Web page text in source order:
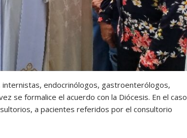
endocrinólogos, gastroenterólogos,
se formalice el acuerdo con la Diócesis. En el caso
a pacientes referidos por el consultorio